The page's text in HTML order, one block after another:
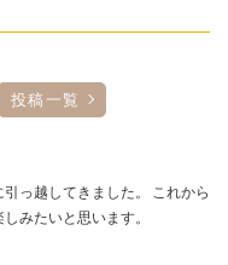
投稿一覧
っ越してきました。 これから
みたいと思います。